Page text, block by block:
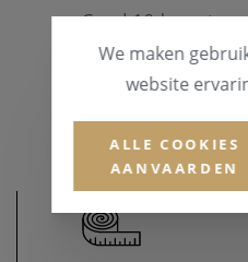
Goud 18 karaat
We maken
website
ALLE COOKIES
AANVAARDEN